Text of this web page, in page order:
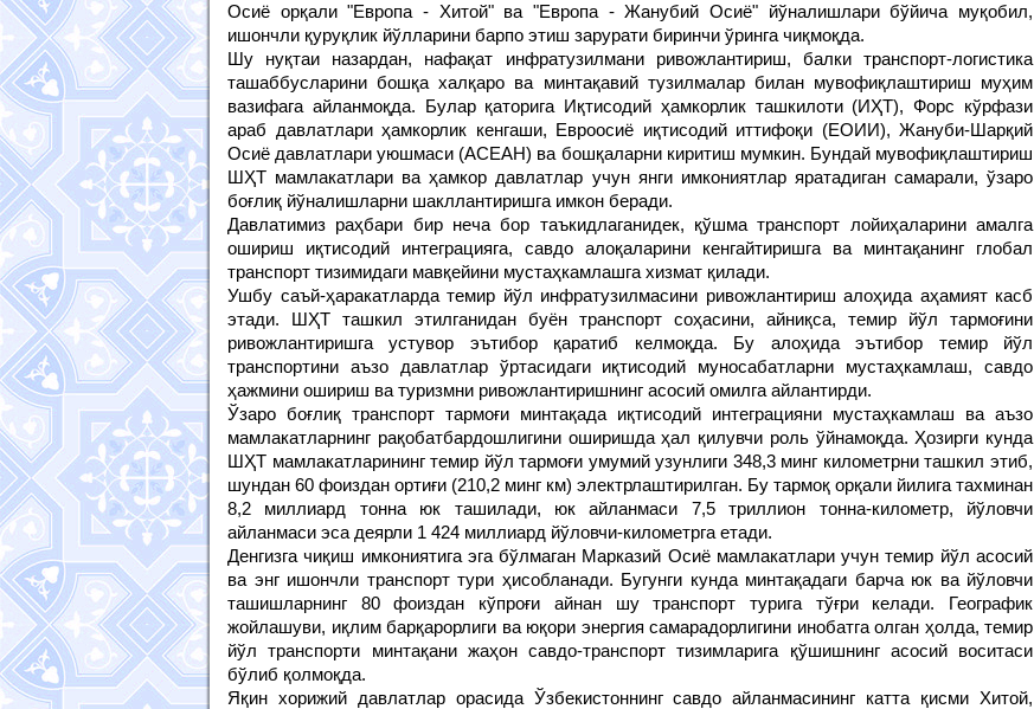
Осиё орқали "Европа - Хитой" ва "Европа - Жанубий Осиё" йўналишлари бўйича муқобил,
ишончли қуруқлик йўлларини барпо этиш зарурати биринчи ўринга чиқмоқда.
Шу нуқтаи назардан, нафақат инфратузилмани ривожлантириш, балки транспорт-логистика
ташаббусларини бошқа халқаро ва минтақавий тузилмалар билан мувофиқлаштириш муҳим
вазифага айланмоқда. Булар қаторига Иқтисодий ҳамкорлик ташкилоти (ИҲТ), Форс кўрфази
араб давлатлари ҳамкорлик кенгаши, Евроосиё иқтисодий иттифоқи (EОИИ), Жануби-Шарқий
Осиё давлатлари уюшмаси (АСЕАН) ва бошқаларни киритиш мумкин. Бундай мувофиқлаштириш
ШҲТ мамлакатлари ва ҳамкор давлатлар учун янги имкониятлар яратадиган самарали, ўзаро
боғлиқ йўналишларни шакллантиришга имкон беради.
Давлатимиз раҳбари бир неча бор таъкидлаганидек, қўшма транспорт лойиҳаларини амалга
ошириш иқтисодий интеграцияга, савдо алоқаларини кенгайтиришга ва минтақанинг глобал
транспорт тизимидаги мавқейини мустаҳкамлашга хизмат қилади.
Ушбу саъй-ҳаракатларда темир йўл инфратузилмасини ривожлантириш алоҳида аҳамият касб
этади. ШҲТ ташкил этилганидан буён транспорт соҳасини, айниқса, темир йўл тармоғини
ривожлантиришга устувор эътибор қаратиб келмоқда. Бу алоҳида эътибор темир йўл
транспортини аъзо давлатлар ўртасидаги иқтисодий муносабатларни мустаҳкамлаш, савдо
ҳажмини ошириш ва туризмни ривожлантиришнинг асосий омилга айлантирди.
Ўзаро боғлиқ транспорт тармоғи минтақада иқтисодий интеграцияни мустаҳкамлаш ва аъзо
мамлакатларнинг рақобатбардошлигини оширишда ҳал қилувчи роль ўйнамоқда. Ҳозирги кунда
ШҲТ мамлакатларининг темир йўл тармоғи умумий узунлиги 348,3 минг километрни ташкил этиб,
шундан 60 фоиздан ортиғи (210,2 минг км) электрлаштирилган. Бу тармоқ орқали йилига тахминан
8,2 миллиард тонна юк ташилади, юк айланмаси 7,5 триллион тонна-километр, йўловчи
айланмаси эса деярли 1 424 миллиард йўловчи-километрга етади.
Денгизга чиқиш имкониятига эга бўлмаган Марказий Осиё мамлакатлари учун темир йўл асосий
ва энг ишончли транспорт тури ҳисобланади. Бугунги кунда минтақадаги барча юк ва йўловчи
ташишларнинг 80 фоиздан кўпроғи айнан шу транспорт турига тўғри келади. Географик
жойлашуви, иқлим барқарорлиги ва юқори энергия самарадорлигини инобатга олган ҳолда, темир
йўл транспорти минтақани жаҳон савдо-транспорт тизимларига қўшишнинг асосий воситаси
бўлиб қолмоқда.
Яқин хорижий давлатлар орасида Ўзбекистоннинг савдо айланмасининг катта қисми Хитой,